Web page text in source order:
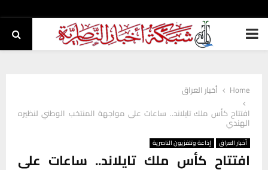
PRIMARY
Home
أخبار العراق
افتتاح كأس ملك تايلاند.. ساعات على مواجهة المنتخب الوطني لنظيره
الهندي
أخبار العراق إذاعة وتلفزيون الناصرية
افتتاح كأس ملك تايلاند.. ساعات على